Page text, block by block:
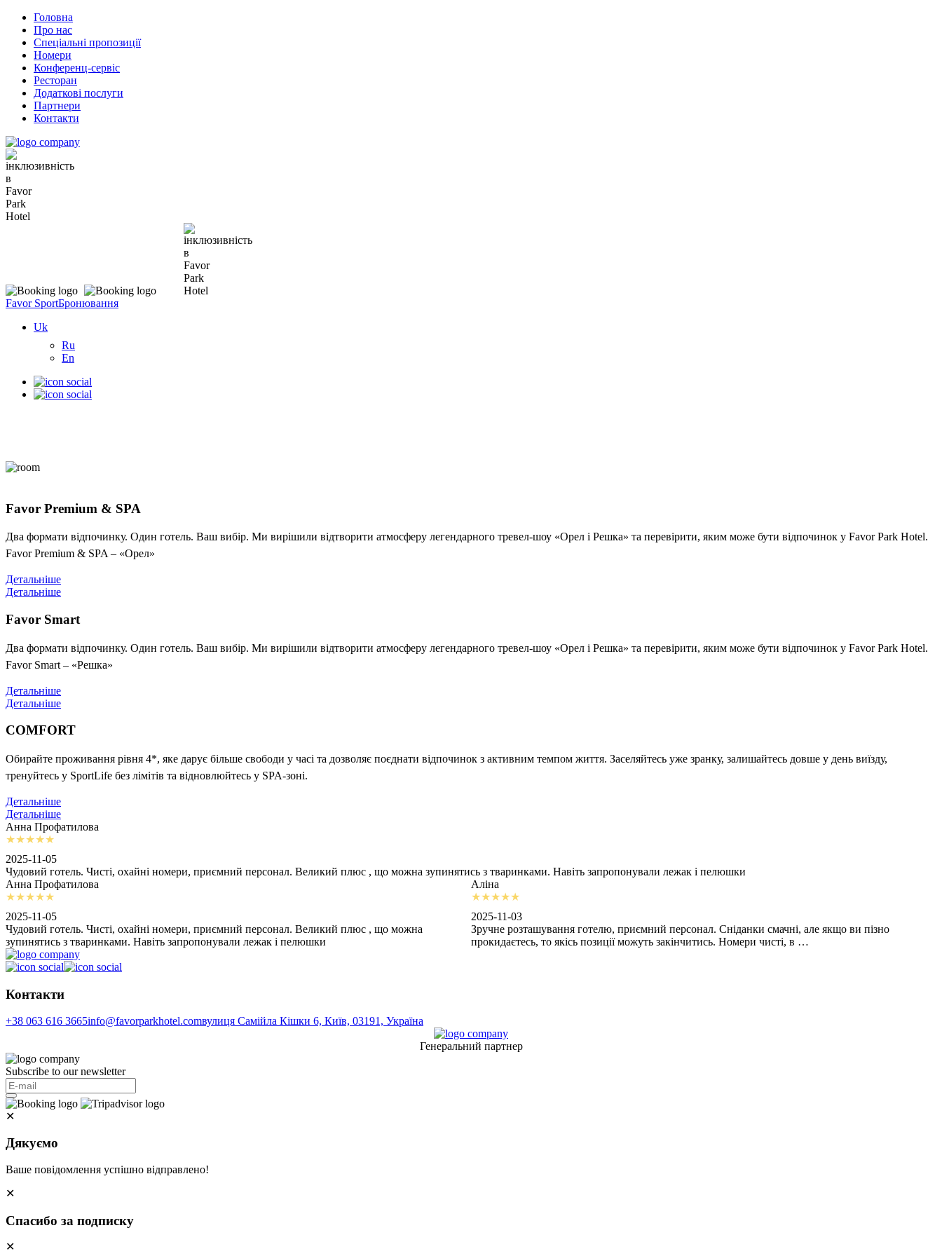
Головна
Про нас
Спеціальні пропозиції
Номери
Конференц-сервіс
Ресторан
Додаткові послуги
Партнери
Контакти
Favor SportБронювання
Uk
Ru
En
Favor Premium & SPA
Два формати відпочинку. Один готель. Ваш вибір. Ми вирішили відтворити атмосферу легендарного тревел-шоу «Орел і Решка» та перевірити, яким може бути відпочинок у Favor Park Hotel.
Favor Premium & SPA – «Орел»
Детальніше
Детальніше
Favor Smart
Два формати відпочинку. Один готель. Ваш вибір. Ми вирішили відтворити атмосферу легендарного тревел-шоу «Орел і Решка» та перевірити, яким може бути відпочинок у Favor Park Hotel.
Favor Smart – «Решка»
Детальніше
Детальніше
COMFORT
Обирайте проживання рівня 4*, яке дарує більше свободи у часі та дозволяє поєднати відпочинок з активним темпом життя. Заселяйтесь уже зранку, залишайтесь довше у день виїзду,
тренуйтесь у SportLife без лімітів та відновлюйтесь у SPA-зоні.
Детальніше
Детальніше
Анна Профатилова
2025-11-05
Чудовий готель. Чисті, охайні номери, приємний персонал. Великий плюс , що можна зупинятись з тваринками. Навіть запропонували лежак і пелюшки
Анна Профатилова
2025-11-05
Чудовий готель. Чисті, охайні номери, приємний персонал. Великий плюс , що можна
зупинятись з тваринками. Навіть запропонували лежак і пелюшки
Аліна
2025-11-03
Зручне розташування готелю, приємний персонал. Сніданки смачні, але якщо ви пізно
прокидаєтесь, то якісь позиції можуть закінчитись. Номери чисті, в …
Контакти
+38 063 616 3665info@favorparkhotel.comвулиця Самійла Кішки 6, Київ, 03191, Україна
Генеральний партнер
Subscribe to our newsletter
✕
Дякуємо
Ваше повідомлення успішно відправлено!
✕
Спасибо за подписку
✕